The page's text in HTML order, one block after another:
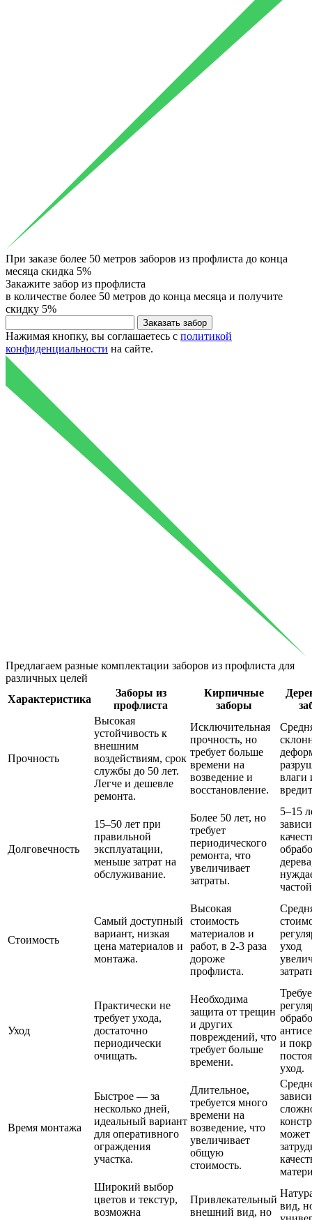
При заказе более 50 метров заборов из профлиста до конца
месяца скидка 5%
Закажите забор из профлиста
в количестве более 50 метров до конца месяца и получите
скидку 5%
Нажимая кнопку, вы соглашаетесь с политикой
конфиденциальности на сайте.
Предлагаем разные комплектации заборов из профлиста для
различных целей
Характеристика
Заборы из
профлиста
Кирпичные
заборы
Прочность
Высокая
устойчивость к
внешним
воздействиям, срок
службы до 50 лет.
Легче и дешевле
ремонта.
Исключительная
прочность, но
требует больше
времени на
возведение и
восстановление.
влаги
Долговечность
15–50 лет при
правильной
эксплуатации,
меньше затрат на
обслуживание.
Более 50 лет, но
требует
периодического
ремонта, что
увеличивает
затраты.
5–15
Стоимость
Самый доступный
вариант, низкая
цена материалов и
монтажа.
Высокая
стоимость
материалов и
работ, в 2-3 раза
дороже
профлиста.
уход
Уход
Практически не
требует ухода,
достаточно
периодически
очищать.
Необходима
защита от трещин
и других
повреждений, что
требует больше
времени.
и
уход.
Время монтажа
Быстрое — за
несколько дней,
идеальный вариант
для оперативного
ограждения
участка.
Длительное,
требуется много
времени на
возведение, что
увеличивает
общую
стоимость.
может
Широкий выбор
цветов и текстур,
возможна
Привлекательный
внешний вид, но
вид,